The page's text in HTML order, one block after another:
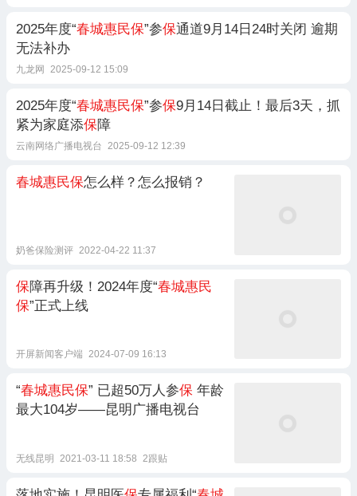
2025年度“春城惠民保”参保通道9月14日24时关闭 逾期
无法补办
九龙网 2025-09-12 15:09
2025年度“春城惠民保”参保9月14日截止！最后3天，抓
紧为家庭添保障
云南网络广播电视台 2025-09-12 12:39
春城惠民保怎么样？怎么报销？
奶爸保险测评 2022-04-22 11:37
保障再升级！2024年度“春城惠民
保”正式上线
开屏新闻客户端 2024-07-09 16:13
“春城惠民保” 已超50万人参保 年龄
最大104岁——昆明广播电视台
无线昆明 2021-03-11 18:58 2跟贴